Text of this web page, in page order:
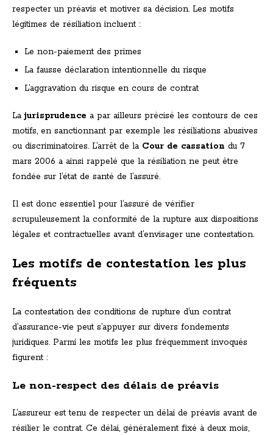
respecter un préavis et motiver sa décision. Les motifs
légitimes de résiliation incluent :
Le non-paiement des primes
La fausse déclaration intentionnelle du risque
L’aggravation du risque en cours de contrat
Lajurisprudence a par ailleurs précisé les contours de ces
motifs, en sanctionnant par exemple les résiliations abusives
ou discriminatoires. L’arrêt de la Cour de cassation du 7
mars 2006 a ainsi rappelé que la résiliation ne peut être
fondée sur l’état de santé de l’assuré.
Il est donc essentiel pour l’assuré de vérifier
scrupuleusement la conformité de la rupture aux dispositions
légales et contractuelles avant d’envisager une contestation.
Les motifs de contestation les plus
fréquents
La contestation des conditions de rupture d’un contrat
d’assurance-vie peut s’appuyer sur divers fondements
juridiques. Parmi les motifs les plus fréquemment invoqués
figurent :
Le non-respect des délais de préavis
L’assureur est tenu de respecter un délai de préavis avant de
résilier le contrat. Ce délai, généralement fixé à deux mois,